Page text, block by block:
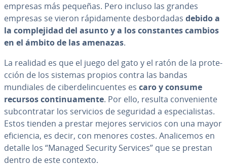
empresas más pequeñas. Pero incluso las grandes
empresas se vieron rá­pi­da­me­n­te de­s­bo­r­da­das debido a
la co­m­ple­ji­dad del asunto y a los co­n­s­ta­n­tes cambios
en el ámbito de las amenazas.
La realidad es que el juego del gato y el ratón de la pro­te­
c­ción de los sistemas propios contra las bandas
mundiales de ci­be­r­de­li­n­cue­n­tes es caro y consume
recursos co­n­ti­nua­me­n­te. Por ello, resulta co­n­ve­nie­n­te
su­b­co­n­tra­tar los servicios de seguridad a es­pe­cia­li­s­tas.
Estos tienden a prestar mejores servicios con una mayor
efi­cie­n­cia, es decir, con menores costes. Ana­li­ce­mos en
detalle los “Managed Security Services” que se prestan
dentro de este contexto.